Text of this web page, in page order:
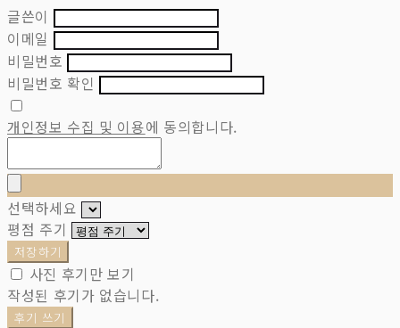
글쓴이
이메일
비밀번호
비밀번호 확인
개인정보 수집 및 이용에 동의합니다.
선택하세요
평점 주기
저장하기
사진 후기만 보기
작성된 후기가 없습니다.
후기 쓰기